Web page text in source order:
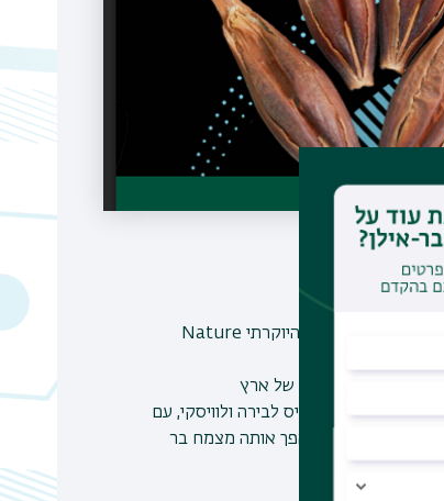
והפירות הלאומי של ארץ
בחמין וגם הבסיס לבירה ולוויסקי, עם
והיכן בויתה, ומי הפך אותה מצמח בר